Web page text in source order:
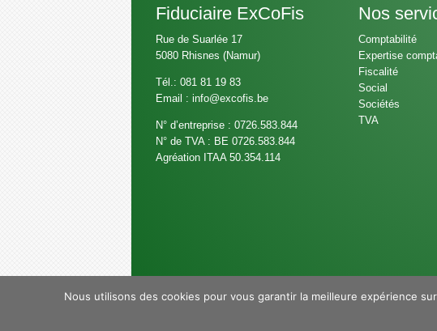
Fiduciaire ExCoFis
Rue de Suarlée 17
5080 Rhisnes (Namur)
Tél.: 081 81 19 83
Email : info@excofis.be
N° d’entreprise : 0726.583.844
N° de TVA : BE 0726.583.844
Agréation ITAA 50.354.114
Nos
Comptabilité
Expertise
Fiscalité
Social
Sociétés
TVA
Copyright © Fiduciaire - Bureau comptable ExCoFis.
Nous utilisons des cookies pour vous garantir la meilleure expérience